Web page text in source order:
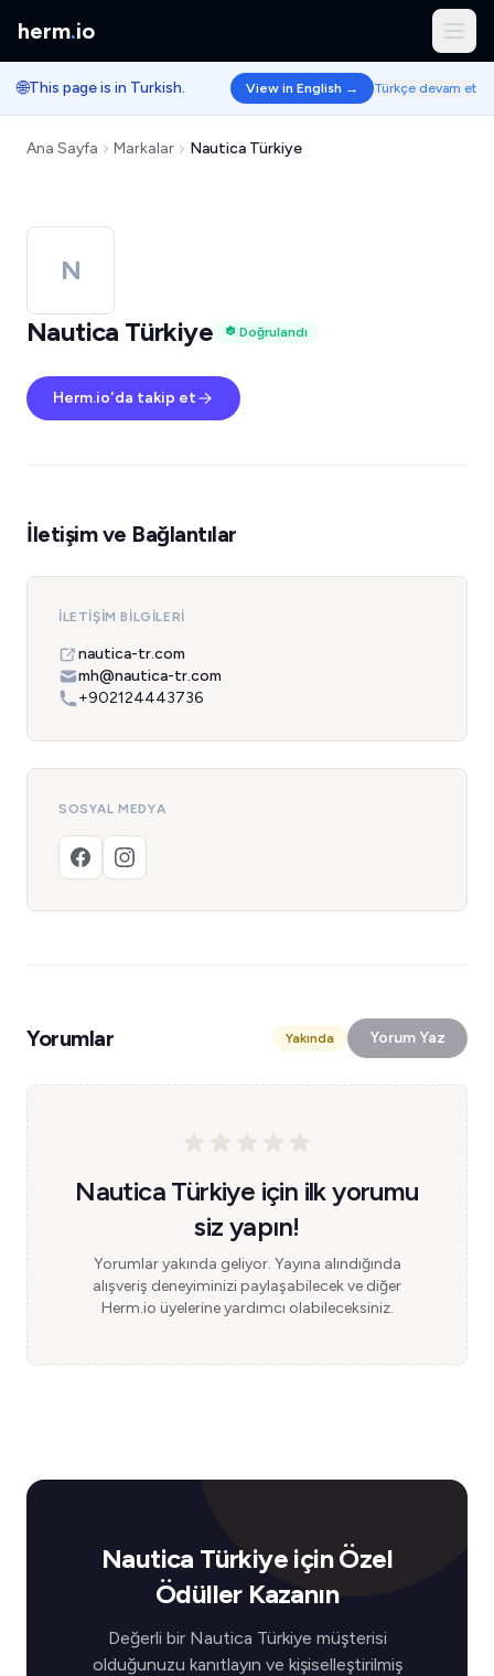
herm.io
🌐This page is in Turkish. View in English → Türkçe devam et
Ana Sayfa Markalar Nautica Türkiye
N
Nautica Türkiye
Doğrulandı
Herm.io'da takip et
İletişim ve Bağlantılar
İLETIŞIM BILGILERI
nautica-tr.com
mh@nautica-tr.com
+902124443736
SOSYAL MEDYA
Yorumlar Yakında Yorum Yaz
Nautica Türkiye için ilk yorumu
siz yapın!
Yorumlar yakında geliyor. Yayına alındığında
alışveriş deneyiminizi paylaşabilecek ve diğer
Herm.io üyelerine yardımcı olabileceksiniz.
Nautica Türkiye için Özel
Ödüller Kazanın
Değerli bir Nautica Türkiye müşterisi
olduğunuzu kanıtlayın ve kişiselleştirilmiş